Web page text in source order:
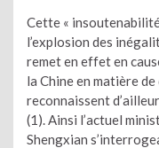
Cette «
l’explosion des
remet en effet en
la Chine en matière
reconnaissent
(1). Ainsi l’actuel
Shengxian